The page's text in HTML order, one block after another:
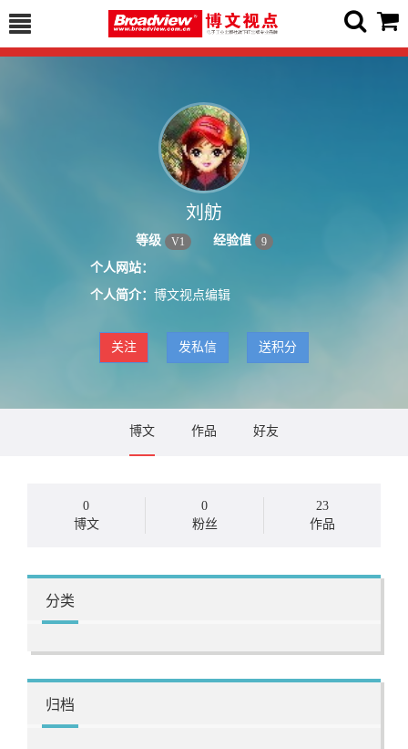
刘舫
等级 V1 经验值 9
个人网站：
个人简介： 博文视点编辑
关注 发私信 送积分
博文 作品 好友
0
博文
0
粉丝
23
作品
分类
归档